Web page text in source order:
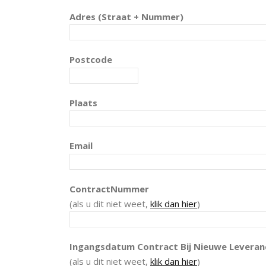
Adres (Straat + Nummer)
Postcode
Plaats
Email
ContractNummer
(als u dit niet weet, klik dan hier)
Ingangsdatum Contract Bij Nieuwe
(als u dit niet weet, klik dan hier)